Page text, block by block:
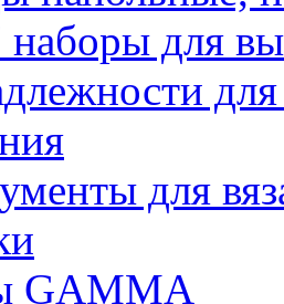
для
для
GAMMA